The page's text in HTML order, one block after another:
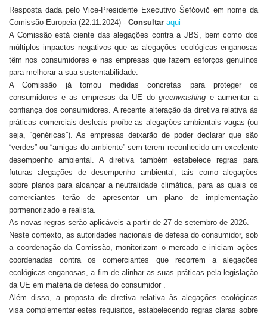
Resposta dada pelo Vice-Presidente Executivo Šefčovič em nome da
Comissão Europeia (22.11.2024) - Consultar aqui
A Comissão está ciente das alegações contra a JBS, bem como dos
múltiplos impactos negativos que as alegações ecológicas enganosas
têm nos consumidores e nas empresas que fazem esforços genuínos
para melhorar a sua sustentabilidade.
A Comissão já tomou medidas concretas para proteger os
consumidores e as empresas da UE dogreenwashing e aumentar a
confiança dos consumidores. A recente alteração da diretiva relativa às
práticas comerciais desleais proíbe as alegações ambientais vagas (ou
seja, “genéricas”). As empresas deixarão de poder declarar que são
“verdes” ou “amigas do ambiente” sem terem reconhecido um excelente
desempenho ambiental. A diretiva também estabelece regras para
futuras alegações de desempenho ambiental, tais como alegações
sobre planos para alcançar a neutralidade climática, para as quais os
comerciantes terão de apresentar um plano de implementação
pormenorizado e realista.
As novas regras serão aplicáveis a partir de 27 de setembro de 2026.
Neste contexto, as autoridades nacionais de defesa do consumidor, sob
a coordenação da Comissão, monitorizam o mercado e iniciam ações
coordenadas contra os comerciantes que recorrem a alegações
ecológicas enganosas, a fim de alinhar as suas práticas pela legislação
da UE em matéria de defesa do consumidor .
Além disso, a proposta de diretiva relativa às alegações ecológicas
visa complementar estes requisitos, estabelecendo regras claras sobre